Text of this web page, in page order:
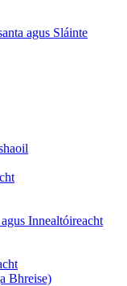
agus Sláinte
Innealtóireacht
Bhreise)